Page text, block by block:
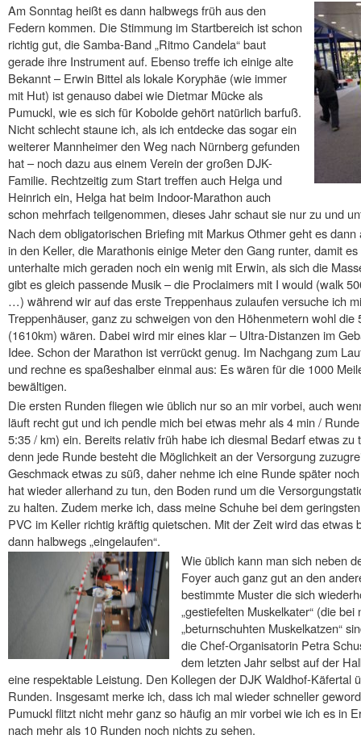
Am Sonntag heißt es dann halbwegs früh aus den
Federn kommen. Die Stimmung im Startbereich ist schon
richtig gut, die Samba-Band „Ritmo Candela“ baut
gerade ihre Instrument auf. Ebenso treffe ich einige alte
Bekannt – Erwin Bittel als lokale Koryphäe (wie immer
mit Hut) ist genauso dabei wie Dietmar Mücke als
Pumuckl, wie es sich für Kobolde gehört natürlich barfuß.
Nicht schlecht staune ich, als ich entdecke das sogar ein
weiterer Mannheimer den Weg nach Nürnberg gefunden
hat – noch dazu aus einem Verein der großen DJK-
Familie. Rechtzeitig zum Start treffen auch Helga und
Heinrich ein, Helga hat beim Indoor-Marathon auch
schon mehrfach teilgenommen, dieses Jahr schaut sie nur zu und
Nach dem obligatorischen Briefing mit Markus Othmer geht es
in den Keller, die Marathonis einige Meter den Gang runter, damit
unterhalte mich geraden noch ein wenig mit Erwin, als sich die
gibt es gleich passende Musik – die Proclaimers mit I would (walk
…) während wir auf das erste Treppenhaus zulaufen versuche ich
Treppenhäuser, ganz zu schweigen von den Höhenmetern wohl
(1610km) wären. Dabei wird mir eines klar – Ultra-Distanzen im
Idee. Schon der Marathon ist verrückt genug. Im Nachgang zum
und rechne es spaßeshalber einmal aus: Es wären für die 1000
bewältigen.
Die ersten Runden fliegen wie üblich nur so an mir vorbei, auch
läuft recht gut und ich pendle mich bei etwas mehr als 4 min /
5:35 / km) ein. Bereits relativ früh habe ich diesmal Bedarf etwas
denn jede Runde besteht die Möglichkeit an der Versorgung
Geschmack etwas zu süß, daher nehme ich eine Runde später
hat wieder allerhand zu tun, den Boden rund um die
zu halten. Zudem merke ich, dass meine Schuhe bei dem
PVC im Keller richtig kräftig quietschen. Mit der Zeit wird das etwas
dann halbwegs „eingelaufen“.
Wie üblich kann man sich neben
Foyer auch ganz gut an den
bestimmte Muster die sich
„gestiefelten Muskelkater“ (die
„beturnschuhten Muskelkatzen“
die Chef-Organisatorin Petra
dem letzten Jahr selbst auf der
eine respektable Leistung. Den Kollegen der DJK Waldhof-Käfertal
Runden. Insgesamt merke ich, dass ich mal wieder schneller
Pumuckl flitzt nicht mehr ganz so häufig an mir vorbei wie ich es in
nach mehr als 10 Runden noch nichts zu sehen.